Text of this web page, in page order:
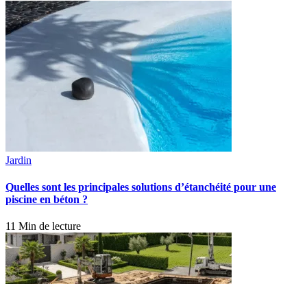
Jardin
Quelles sont les principales solutions d’étanchéité pour une
piscine en béton ?
11 Min de lecture